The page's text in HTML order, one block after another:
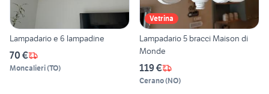
Lampadario e 6 lampadine
70 €
Moncalieri(TO)
Vetrina
Lampadario 5 bracci Maison di
Monde
119 €
Cerano(NO)